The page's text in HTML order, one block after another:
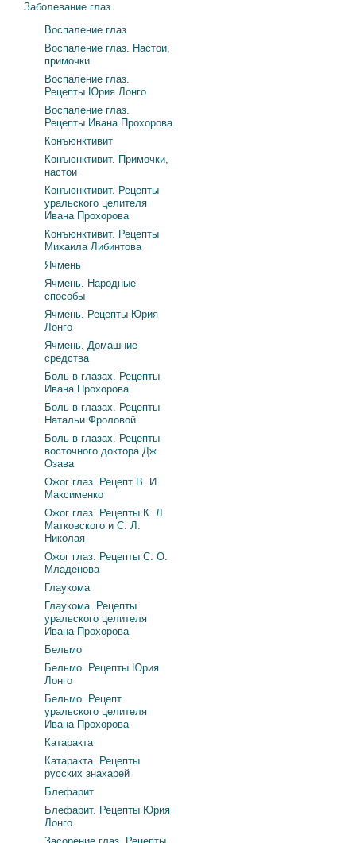
Заболевание глаз
Воспаление глаз
Воспаление глаз. Настои,
примочки
Воспаление глаз.
Рецепты Юрия Лонго
Воспаление глаз.
Рецепты Ивана Прохорова
Конъюнктивит
Конъюнктивит. Примочки,
настои
Конъюнктивит. Рецепты
уральского целителя
Ивана Прохорова
Конъюнктивит. Рецепты
Михаила Либинтова
Ячмень
Ячмень. Народные
способы
Ячмень. Рецепты Юрия
Лонго
Ячмень. Домашние
средства
Боль в глазах. Рецепты
Ивана Прохорова
Боль в глазах. Рецепты
Натальи Фроловой
Боль в глазах. Рецепты
восточного доктора Дж.
Озава
Ожог глаз. Рецепт В. И.
Максименко
Ожог глаз. Рецепты К. Л.
Матковского и С. Л.
Николая
Ожог глаз. Рецепты С. О.
Младенова
Глаукома
Глаукома. Рецепты
уральского целителя
Ивана Прохорова
Бельмо
Бельмо. Рецепты Юрия
Лонго
Бельмо. Рецепт
уральского целителя
Ивана Прохорова
Катаракта
Катаракта. Рецепты
русских знахарей
Блефарит
Блефарит. Рецепты Юрия
Лонго